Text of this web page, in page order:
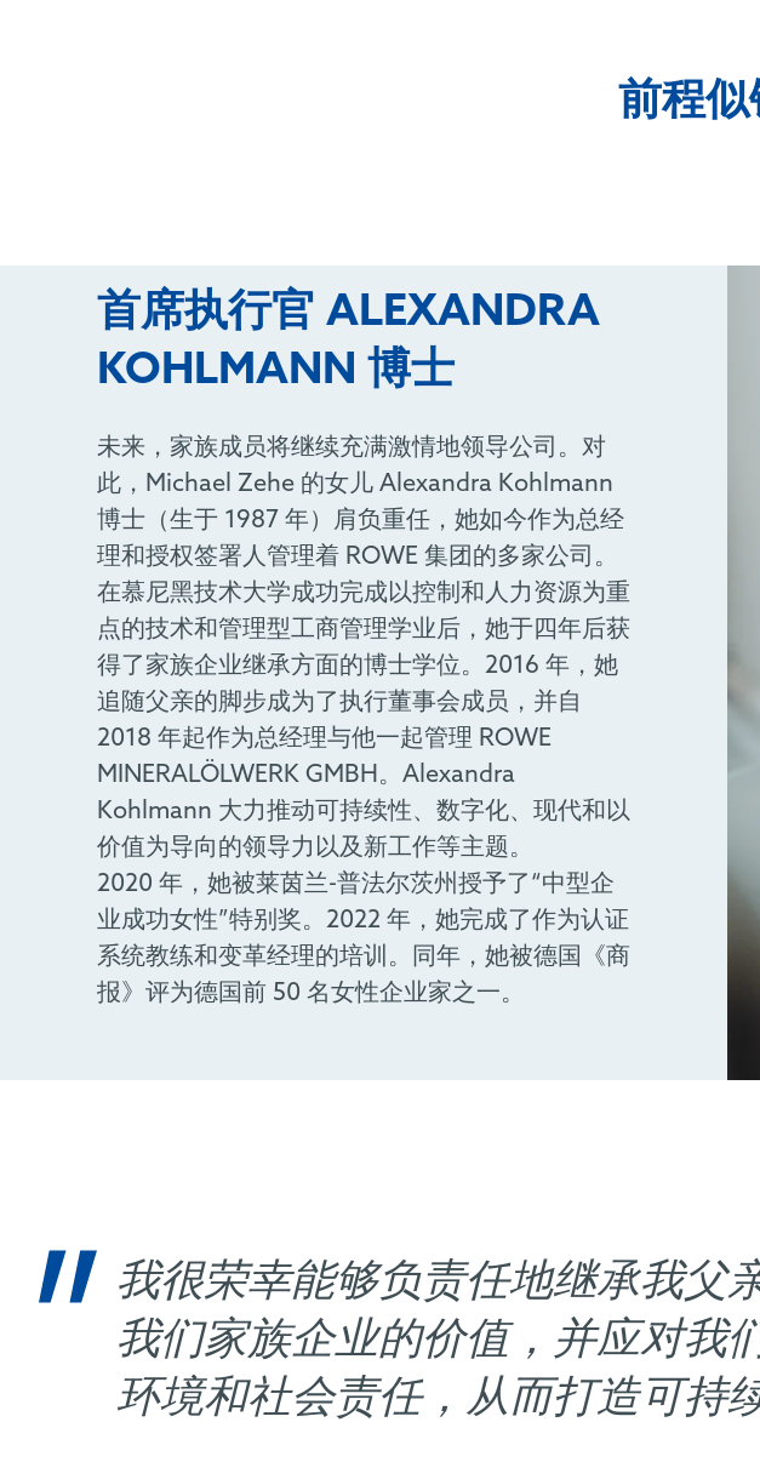
前程
首席执行官 ALEXANDRA
KOHLMANN 博士
未来，家族成员将继续充满激情地领导公司。对
此，Michael Zehe 的女儿 Alexandra Kohlmann
博士（生于 1987 年）肩负重任，她如今作为总经
理和授权签署人管理着 ROWE 集团的多家公司。
在慕尼黑技术大学成功完成以控制和人力资源为重
点的技术和管理型工商管理学业后，她于四年后获
得了家族企业继承方面的博士学位。2016 年，她
追随父亲的脚步成为了执行董事会成员，并自
2018 年起作为总经理与他一起管理 ROWE
MINERALÖLWERK GMBH。Alexandra
Kohlmann 大力推动可持续性、数字化、现代和以
价值为导向的领导力以及新工作等主题。
2020 年，她被莱茵兰-普法尔茨州授予了“中型企
业成功女性”特别奖。2022 年，她完成了作为认证
系统教练和变革经理的培训。同年，她被德国《商
报》评为德国前 50 名女性企业家之一。
我很荣幸能够负责任地继承我父
我们家族企业的价值，并应对我
环境和社会责任，从而打造可持